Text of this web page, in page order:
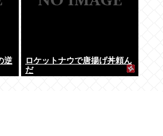
逆
ロケットナウで唐揚げ丼頼ん
だ